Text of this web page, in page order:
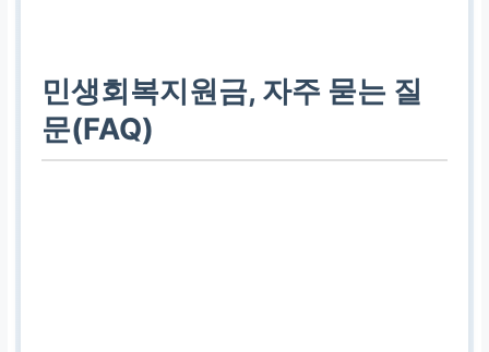
민생회복지원금, 자주 묻는 질
문(FAQ)